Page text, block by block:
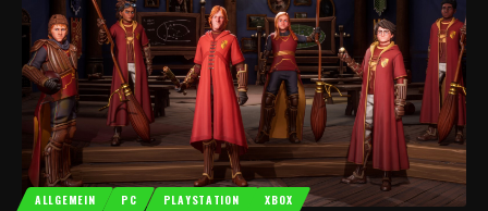
ALLGEMEIN PC PLAYSTATION XBOX